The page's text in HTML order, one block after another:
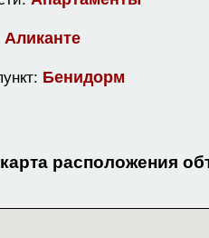
Аликанте
Бенидорм
расположения